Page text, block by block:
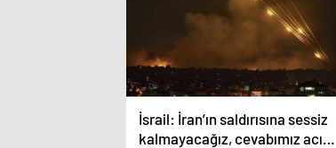
İsrail: İran’ın saldırısına sessiz
kalmayacağız, cevabımız acı